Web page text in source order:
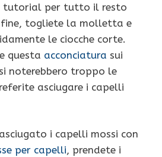
tutorial per tutto il resto
togliete la molletta e
le ciocche corte.
questa acconciatura sui
noterebbero troppo le
asciugare i capelli
i capelli mossi con
per capelli, prendete i